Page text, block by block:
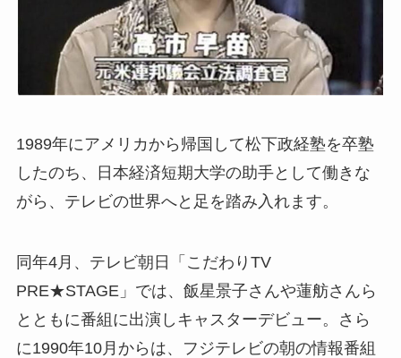
1989年にアメリカから帰国して松下政経塾を卒塾
したのち、日本経済短期大学の助手として働きな
がら、テレビの世界へと足を踏み入れます。
同年4月、テレビ朝日「こだわりTV
PRE★STAGE」では、飯星景子さんや蓮舫さんら
とともに番組に出演しキャスターデビュー。さら
に1990年10月からは、フジテレビの朝の情報番組